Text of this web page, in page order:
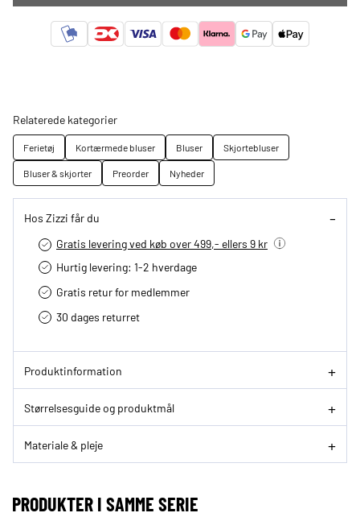
Relaterede kategorier
Ferietøj Kortærmede bluser Bluser
Skjortebluser
Bluser & skjorter
Preorder Nyheder
Hos Zizzi får du
Gratis levering ved køb over 499,- ellers 9 kr
Hurtig levering­: 1-2 hverdage
Gratis retur for medlemmer
30 dages returret
Produktinformation
Størrelsesguide og produktmål
Materiale & pleje
PRODUKTER I SAMME SERIE